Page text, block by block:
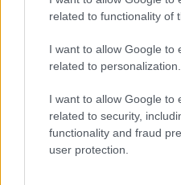
related to functionality of
I want to allow Google to
related to personalization.
I want to allow Google to
related to security,
functionality and fraud
user protection.